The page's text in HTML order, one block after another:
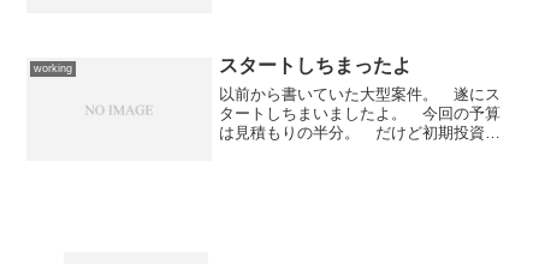
決どころか、あらぬ...
working スタートしちまったよ
以前から書いていた大型案件。 遂にス
タートしちまいましたよ。 今回の予算
は見積もりの半分。 だけど初期投資と